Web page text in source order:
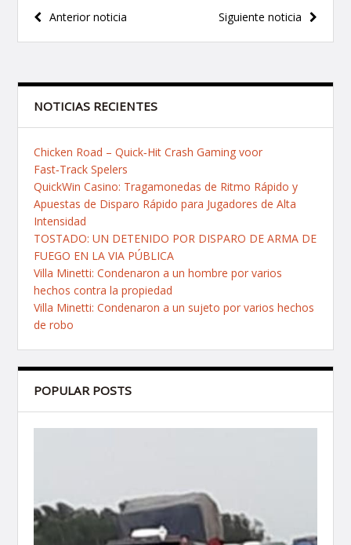
Navegación
de
Siguiente noticia
Anterior noticia
NOTICIAS RECIENTES
Chicken Road – Quick‑Hit Crash Gaming voor
Fast‑Track Spelers
QuickWin Casino: Tragamonedas de Ritmo Rápido y
Apuestas de Disparo Rápido para Jugadores de Alta
Intensidad
TOSTADO: UN DETENIDO POR DISPARO DE ARMA DE
FUEGO EN LA VIA PÚBLICA
Villa Minetti: Condenaron a un hombre por varios
hechos contra la propiedad
Villa Minetti: Condenaron a un sujeto por varios hechos
de robo
POPULAR POSTS